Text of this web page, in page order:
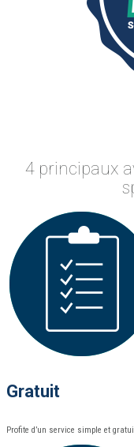
4 principaux
Gratuit
Profite d’un service simple et